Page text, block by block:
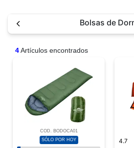
Bolsas de
4Artículos encontrados
COD. BODOCA01
SÓLO POR HOY
4.7